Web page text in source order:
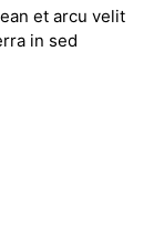
et arcu velit
in sed